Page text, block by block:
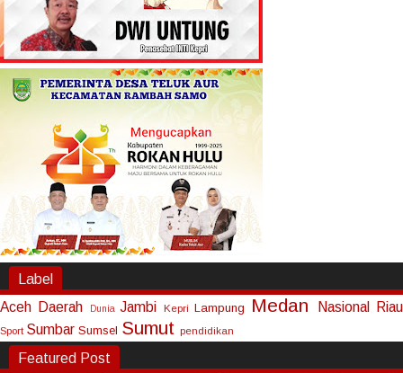
Label
Aceh Daerah Dunia Jambi Kepri Lampung Medan Nasional Riau
Sport Sumbar Sumsel Sumut pendidikan
Featured Post